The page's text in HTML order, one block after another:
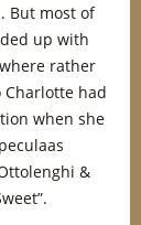
But most of
up with
rather
Charlotte had
when she
&